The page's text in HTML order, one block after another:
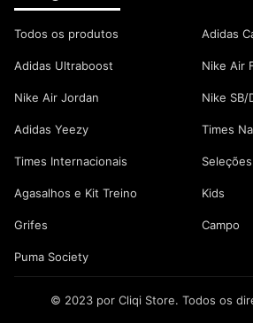
Todos os produtos Adidas
Adidas Ultraboost Nike Air
Nike Air Jordan Nike SB/
Adidas Yeezy Times
Times Internacionais Seleções
Agasalhos e Kit Treino Kids
Grifes Campo
Puma Society
© 2023 por Cliqi Store. Todos os